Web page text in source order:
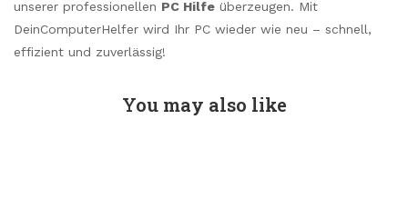
unserer professionellen PC Hilfe überzeugen. Mit
DeinComputerHelfer wird Ihr PC wieder wie neu – schnell,
effizient und zuverlässig!
You may also like